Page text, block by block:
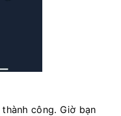
công. Giờ bạn